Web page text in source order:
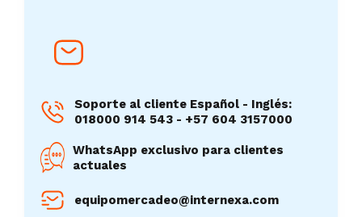
Soporte al cliente Español - Inglés:
018000 914 543 - +57 604 3157000
WhatsApp exclusivo para clientes
actuales
equipomercadeo@internexa.com